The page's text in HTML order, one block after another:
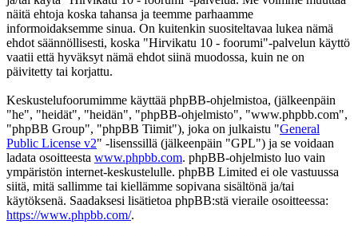
näitä ehtoja koska tahansa ja teemme parhaamme
informoidaksemme sinua. On kuitenkin suositeltavaa lukea nämä
ehdot säännöllisesti, koska "Hirvikatu 10 - foorumi"-palvelun käyttö
vaatii että hyväksyt nämä ehdot siinä muodossa, kuin ne on
päivitetty tai korjattu.
Keskustelufoorumimme käyttää phpBB-ohjelmistoa, (jälkeenpäin
"he", "heidät", "heidän", "phpBB-ohjelmisto", "www.phpbb.com",
"phpBB Group", "phpBB Tiimit"), joka on julkaistu "General
Public License v2" -lisenssillä (jälkeenpäin "GPL") ja se voidaan
ladata osoitteesta www.phpbb.com. phpBB-ohjelmisto luo vain
ympäristön internet-keskustelulle. phpBB Limited ei ole vastuussa
siitä, mitä sallimme tai kiellämme sopivana sisältönä ja/tai
käytöksenä. Saadaksesi lisätietoa phpBB:stä vieraile osoitteessa:
https://www.phpbb.com/.